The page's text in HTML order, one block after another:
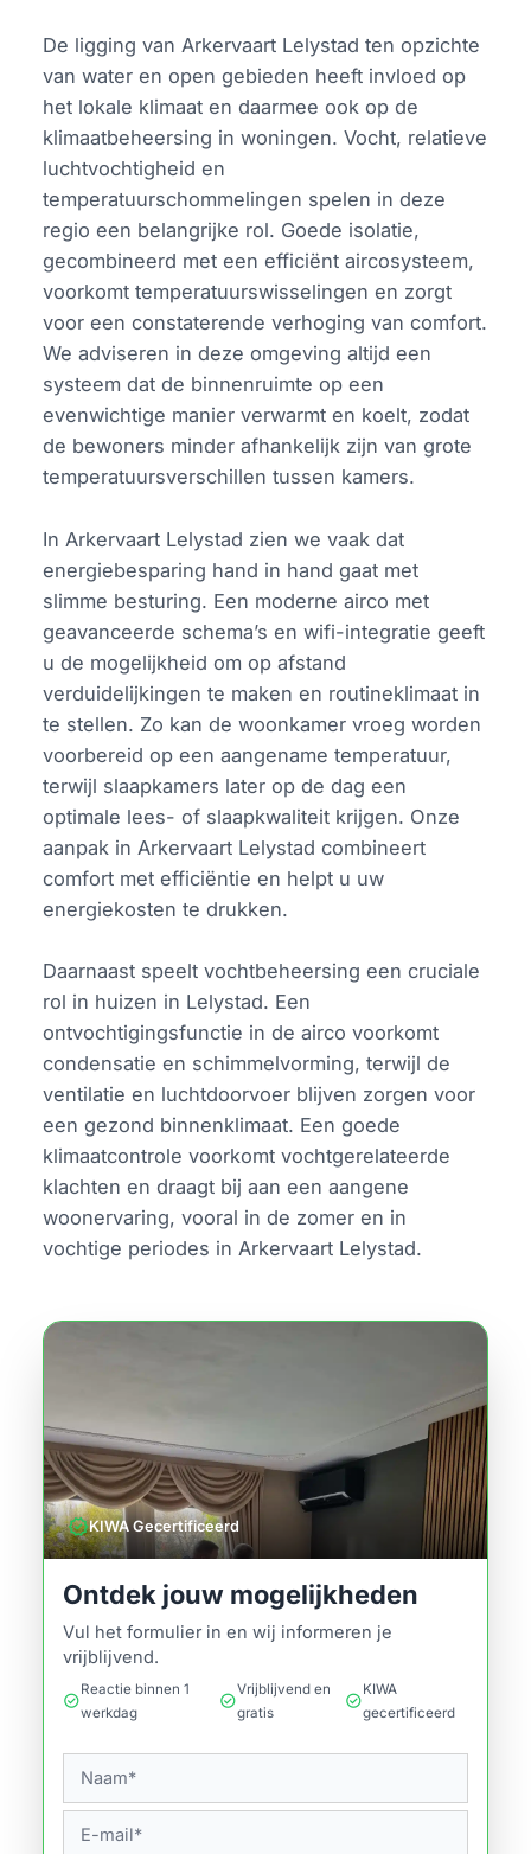
De ligging van Arkervaart Lelystad ten opzichte
van water en open gebieden heeft invloed op
het lokale klimaat en daarmee ook op de
klimaatbeheersing in woningen. Vocht, relatieve
luchtvochtigheid en
temperatuurschommelingen spelen in deze
regio een belangrijke rol. Goede isolatie,
gecombineerd met een efficiënt aircosysteem,
voorkomt temperatuurswisselingen en zorgt
voor een constaterende verhoging van comfort.
We adviseren in deze omgeving altijd een
systeem dat de binnenruimte op een
evenwichtige manier verwarmt en koelt, zodat
de bewoners minder afhankelijk zijn van grote
temperatuursverschillen tussen kamers.
In Arkervaart Lelystad zien we vaak dat
energiebesparing hand in hand gaat met
slimme besturing. Een moderne airco met
geavanceerde schema’s en wifi-integratie geeft
u de mogelijkheid om op afstand
verduidelijkingen te maken en routineklimaat in
te stellen. Zo kan de woonkamer vroeg worden
voorbereid op een aangename temperatuur,
terwijl slaapkamers later op de dag een
optimale lees- of slaapkwaliteit krijgen. Onze
aanpak in Arkervaart Lelystad combineert
comfort met efficiëntie en helpt u uw
energiekosten te drukken.
Daarnaast speelt vochtbeheersing een cruciale
rol in huizen in Lelystad. Een
ontvochtigingsfunctie in de airco voorkomt
condensatie en schimmelvorming, terwijl de
ventilatie en luchtdoorvoer blijven zorgen voor
een gezond binnenklimaat. Een goede
klimaatcontrole voorkomt vochtgerelateerde
klachten en draagt bij aan een aangene
woonervaring, vooral in de zomer en in
vochtige periodes in Arkervaart Lelystad.
verifiedKIWA Gecertificeerd
Ontdek jouw mogelijkheden
Vul het formulier in en wij informeren je
vrijblijvend.
check_circle
Reactie binnen 1
werkdag
check_circle
Vrijblijvend en
gratis
check_circle
KIWA
gecertificeerd